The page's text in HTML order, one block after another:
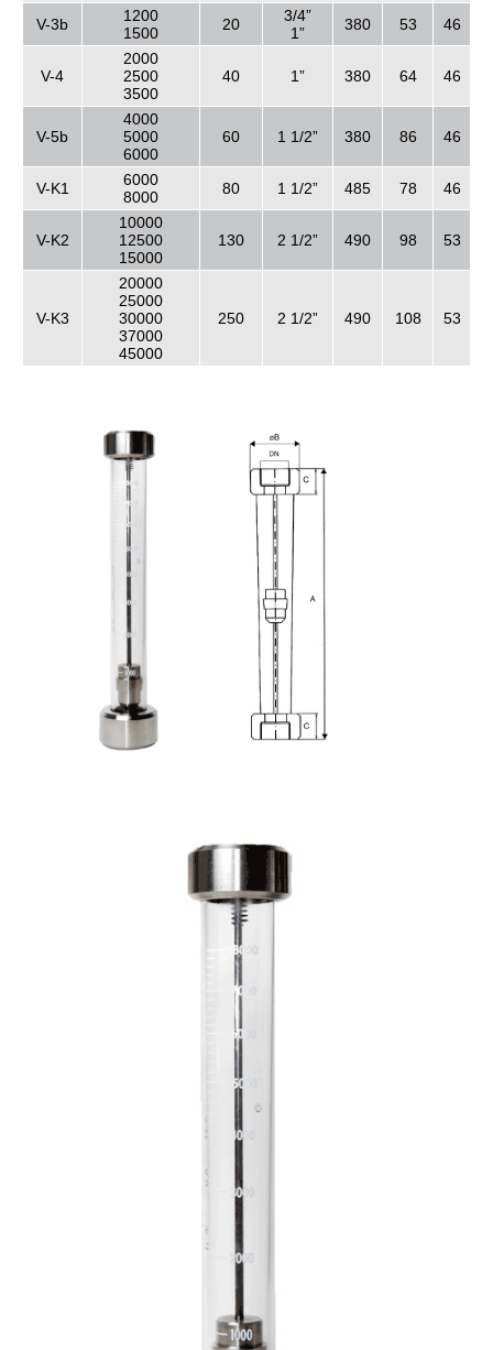
V-3b
1200
1500
20
3/4”
1”
380 53 46
V-4
2000
2500
3500
40 1” 380 64 46
V-5b
4000
5000
6000
60 1 1/2” 380 86 46
V-K1
6000
8000
80 1 1/2” 485 78 46
V-K2
10000
12500
15000
130 2 1/2” 490 98 53
V-K3
20000
25000
30000
37000
45000
250 2 1/2” 490 108 53